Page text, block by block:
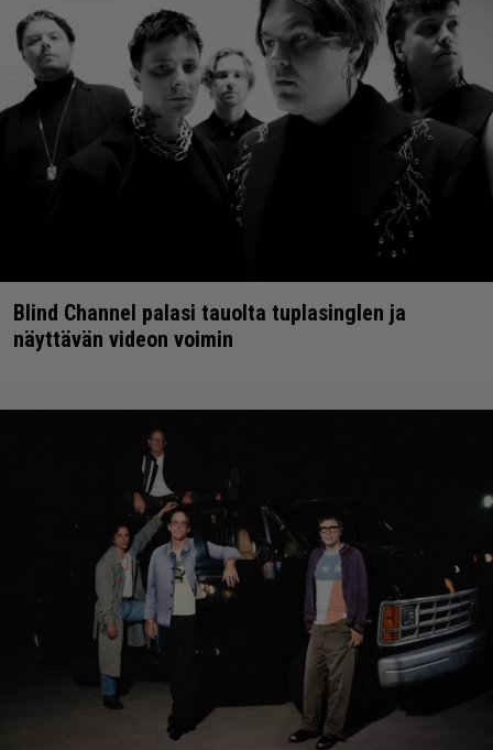
Blind Channel palasi tauolta tuplasinglen ja
näyttävän videon voimin